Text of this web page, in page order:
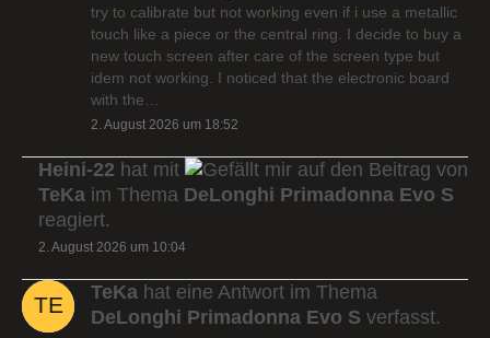
try to calibrate but not working even if i use a metallic
touch like a piece or the central ring. I decide to buy a
new touch screen after care of the screen type but
idem not working. I noticed that the electronic board
with the…
2. August 2026 um 18:52
Heini-22 hat mit
auf den Beitrag von
TeKa im Thema DeLonghi Primadonna Evo S
reagiert.
2. August 2026 um 10:04
TeKa hat eine Antwort im Thema
DeLonghi Primadonna Evo S verfasst.